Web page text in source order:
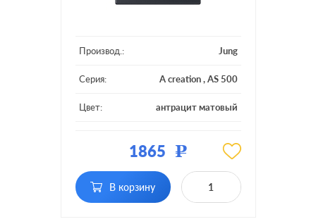
Производ.: Jung
Серия: A creation,AS 500
Цвет: антрацит матовый
разъема:
RJ11, RJ12, RJ45 Cat.3
RJ45 Cat.5e (UTP), RJ45
Cat.6 (STP)
1865 Р
В корзину